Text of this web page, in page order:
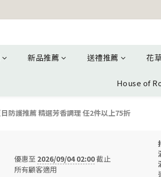
【
【
新品推薦 送禮推薦 花
House of
防護推薦 精選芳香調理 任2件以上75折
優惠至 2026/09/04 02:00截止
所有顧客適用